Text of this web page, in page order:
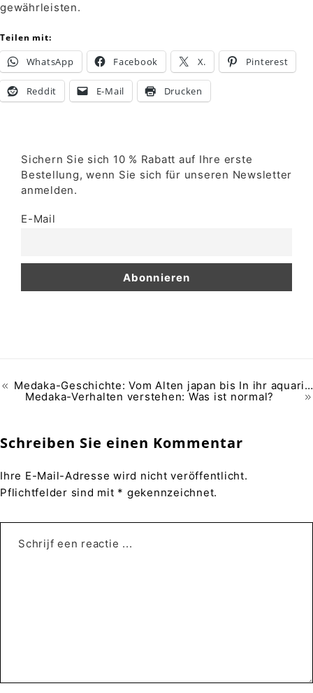
gewährleisten.
Teilen mit:
WhatsApp Facebook X. Pinterest
Reddit E-Mail Drucken
Sichern Sie sich 10 % Rabatt auf Ihre erste
Bestellung, wenn Sie sich für unseren Newsletter
anmelden.
E-Mail
Medaka-Geschichte: Vom Alten japan bis In ihr aquarium oder ihren teich
Medaka-Verhalten verstehen: Was ist normal?
Schreiben Sie einen Kommentar
Ihre E-Mail-Adresse wird nicht veröffentlicht.
Pflichtfelder sind mit * gekennzeichnet.